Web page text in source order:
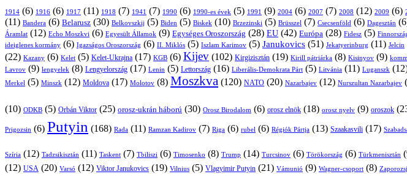
1914 (6) 1916 (6) 1917 (11) 1918 (7) 1941 (7) 1990 (6) 1990-es évek (5) 1991 (9) 2004 (6) 2007 (7) 2008 (12) 2009 (6)
(11) Bandera (6) Belarusz (30) Belkovszkij (5) Biden (5) Biskek (10) Brzezinski (5) Brüsszel (7) Csecsenföld (6) Dagesztán
Áramlat (12) Echo Moszkvi (6) Egyesült Államok (9) Egységes Oroszország (28) EU (42) Európa (28) Fidesz (5)
ideiglenes kormány (6) Igazságos Oroszország (6) II. Miklós (5) Iszlam Karimov (5) Janukovics (51) Jekatyerinburg (11) Jelcin
(22) Kazany (6) Kelet (5) Kelet-Ukrajna (17) KGB (6) Kijev (102) Kirgizisztán (19) Kirill pátriárka (8) Kisinyov (9)
Lavrov (9) lengyelek (8) Lengyelország (17) Lenin (5) Lettország (16) Liberális-Demokrata Párt (5) Litvánia (11) Luganszk
Merkel (5) Minszk (12) Moldova (17) Molotov (8) Moszkva (120) NATO (20) Nazarbajev (12) Nurszultan Nazarbajev
(10) ODKB (5) Orbán Viktor (25) orosz-ukrán háború (30) Orosz Birodalom (6) orosz elnök (18) orosz nyelv (9) oroszok
Prigozsin (6) Putyin (168) Rada (11) Ramzan Kadirov (7) Riga (6) rubel (6) Régiók Pártja (13) Szaakasvili (17)
Szíria (12) Tadzsikisztán (11) Taskent (7) Tbiliszi (6) Timosenko (8) Trump (14) Turcsinov (6) Törökország (6) Türkmenisztán
(12) USA (20) Varsó (12) Viktor Janukovics (19) Vilnius (5) Vlagyimir Putyin (21) Vámunió (9) Wagner-csoport (8)